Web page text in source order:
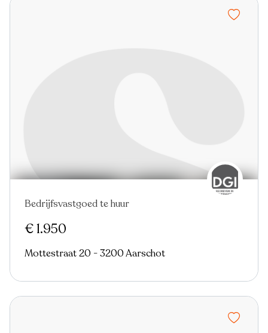
Bedrijfsvastgoed te huur
€ 1.950
Mottestraat 20 - 3200 Aarschot